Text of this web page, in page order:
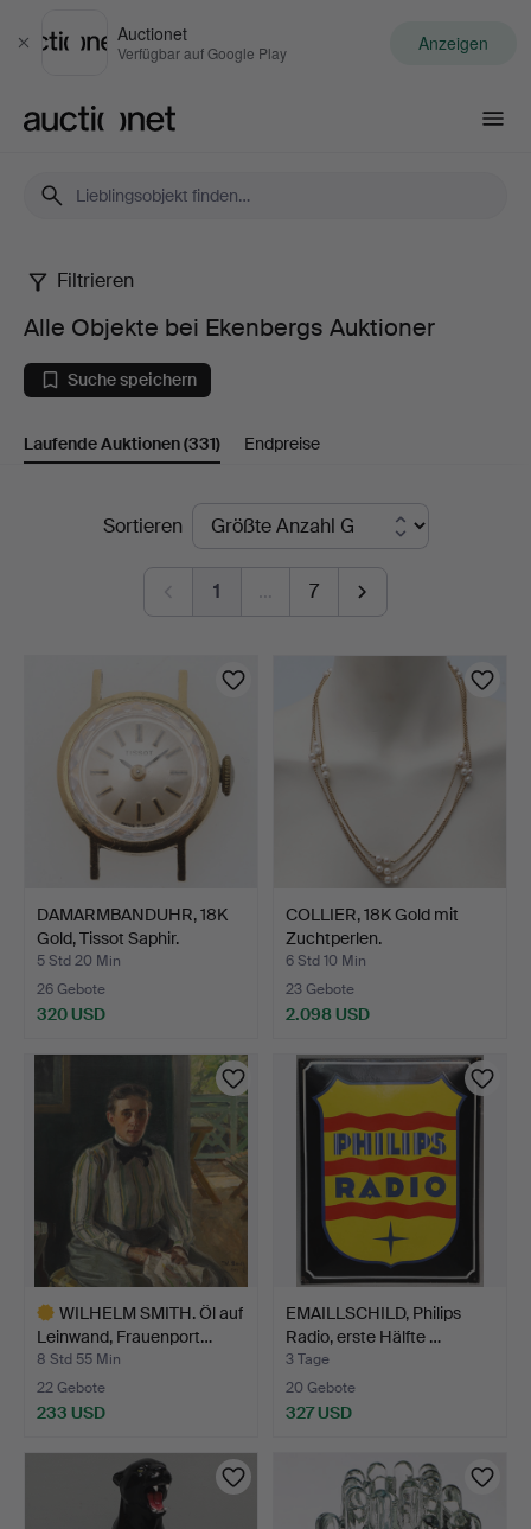
Schließen
Auctionet
Verfügbar auf Google Play Anzeigen
Alle
Objekte
bei
Ekenbergs
Auktioner
Filtrieren
Alle Objekte bei Ekenbergs Auktioner
Suche speichern
Laufende Auktionen(331) Endpreise
LaufendeSortieren
1 … 7
DAMARMBANDUHR, 18K
Gold, Tissot Saphir.
5 Std 20 Min
26 Gebote
320 USD
COLLIER, 18K Gold mit
Zuchtperlen.
6 Std 10 Min
23 Gebote
2.098 USD
WILHELM SMITH. Öl auf
Leinwand, Frauenport…
8 Std 55 Min
22 Gebote
233 USD
EMAILLSCHILD, Philips
Radio, erste Hälfte …
3 Tage
20 Gebote
327 USD